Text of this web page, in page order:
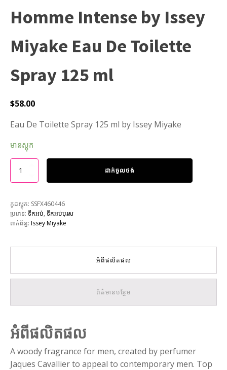
Homme Intense by Issey
Miyake Eau De Toilette
Spray 125 ml
$58.00
Eau De Toilette Spray 125 ml by Issey Miyake
មានស្តុក
ដាក់ចូលថង់
កូដស្តុក: SSFX460446
ប្រភេទ: ទឹកអប់, ទឹកអប់បុរស
ពាក់ព័ន្ធ: Issey Miyake
អំពីផលិតផល
ព័ត៌មានបន្ថែម
អំពីផលិតផល
A woody fragrance for men, created by perfumer
Jaques Cavallier to appeal to contemporary men. Top